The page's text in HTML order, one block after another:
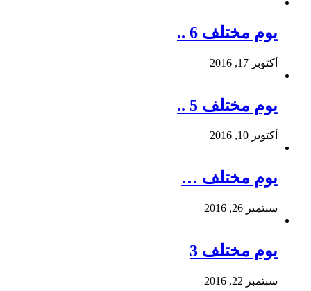
يوم مختلف 6 ..
أكتوبر 17, 2016
يوم مختلف 5 ..
أكتوبر 10, 2016
يوم مختلف …
سبتمبر 26, 2016
يوم مختلف 3
سبتمبر 22, 2016